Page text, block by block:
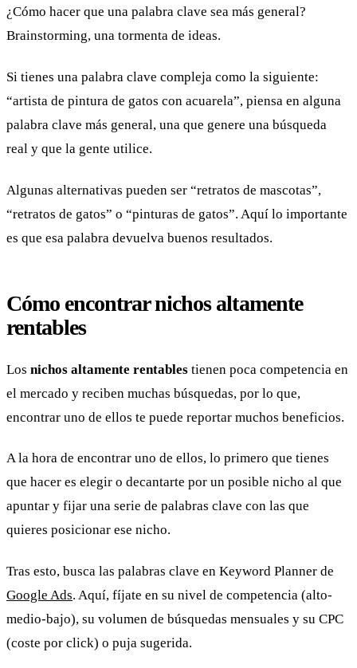
¿Cómo hacer que una palabra clave sea más general?
Brainstorming, una tormenta de ideas.
Si tienes una palabra clave compleja como la siguiente:
“artista de pintura de gatos con acuarela”, piensa en alguna
palabra clave más general, una que genere una búsqueda
real y que la gente utilice.
Algunas alternativas pueden ser “retratos de mascotas”,
“retratos de gatos” o “pinturas de gatos”. Aquí lo importante
es que esa palabra devuelva buenos resultados.
Cómo encontrar nichos altamente
rentables
Los nichos altamente rentables tienen poca competencia en
el mercado y reciben muchas búsquedas, por lo que,
encontrar uno de ellos te puede reportar muchos beneficios.
A la hora de encontrar uno de ellos, lo primero que tienes
que hacer es elegir o decantarte por un posible nicho al que
apuntar y fijar una serie de palabras clave con las que
quieres posicionar ese nicho.
Tras esto, busca las palabras clave en Keyword Planner de
Google Ads. Aquí, fíjate en su nivel de competencia (alto-
medio-bajo), su volumen de búsquedas mensuales y su CPC
(coste por click) o puja sugerida.